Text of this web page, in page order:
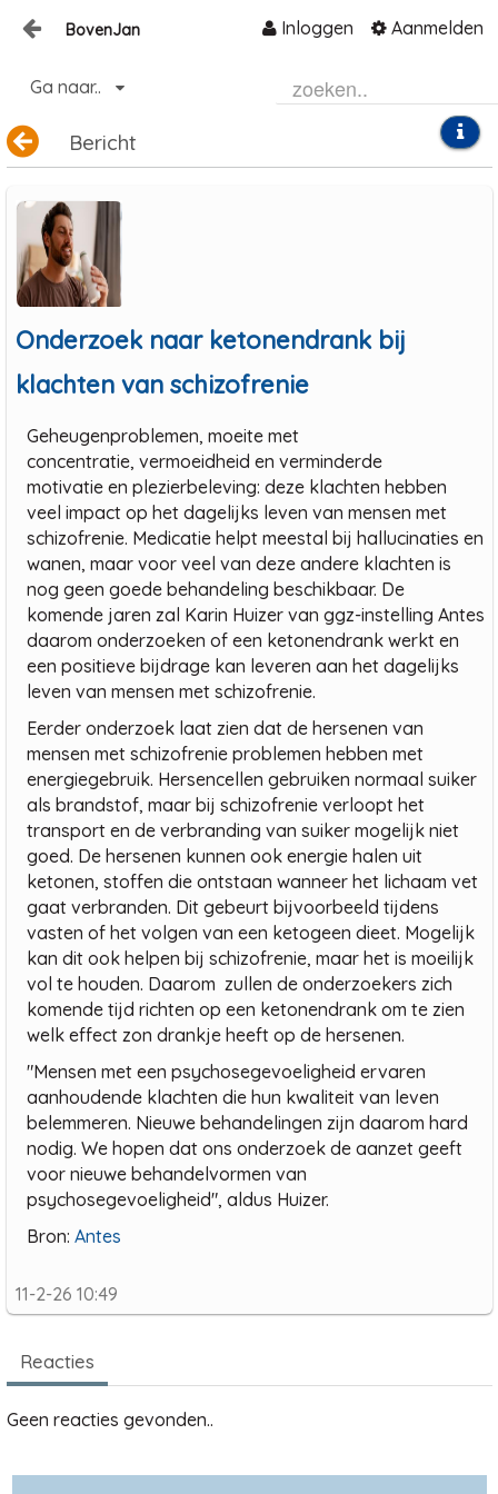
Inloggen Aanmelden
BovenJan
Home
Zoeken
Ga naar..
Bericht
Onderzoek naar ketonendrank bij
klachten van schizofrenie
Geheugenproblemen, moeite met
concentratie, vermoeidheid en verminderde
motivatie en plezierbeleving: deze klachten hebben
veel impact op het dagelijks leven van mensen met
schizofrenie. Medicatie helpt meestal bij hallucinaties en
wanen, maar voor veel van deze andere klachten is
nog geen goede behandeling beschikbaar. De
komende jaren zal Karin Huizer van ggz-instelling Antes
daarom onderzoeken of een ketonendrank werkt en
een positieve bijdrage kan leveren aan het dagelijks
leven van mensen met schizofrenie.
Eerder onderzoek laat zien dat de hersenen van
mensen met schizofrenie problemen hebben met
energiegebruik. Hersencellen gebruiken normaal suiker
als brandstof, maar bij schizofrenie verloopt het
transport en de verbranding van suiker mogelijk niet
goed. De hersenen kunnen ook energie halen uit
ketonen, stoffen die ontstaan wanneer het lichaam vet
gaat verbranden. Dit gebeurt bijvoorbeeld tijdens
vasten of het volgen van een ketogeen dieet. Mogelijk
kan dit ook helpen bij schizofrenie, maar het is moeilijk
vol te houden. Daarom zullen de onderzoekers zich
komende tijd richten op een ketonendrank om te zien
welk effect zon drankje heeft op de hersenen.
"Mensen met een psychosegevoeligheid ervaren
aanhoudende klachten die hun kwaliteit van leven
belemmeren. Nieuwe behandelingen zijn daarom hard
nodig. We hopen dat ons onderzoek de aanzet geeft
voor nieuwe behandelvormen van
psychosegevoeligheid", aldus Huizer.
Bron: Antes
11-2-26 10:49
Reacties
Geen reacties gevonden..